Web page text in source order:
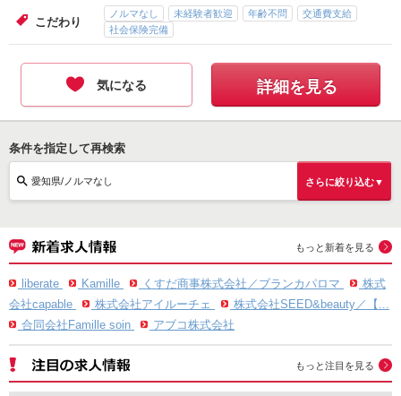
こだわり
ノルマなし 未経験者歓迎 年齢不問
交通費支給
社会保険完備
気になる 詳細を見る
条件を指定して再検索
愛知県/ノルマなし さらに絞り込む▼
もっと新着を見る
liberate Kamille くすだ商事株式会社／ブランカパロマ
株式
会社capable
株式会社アイルーチェ
株式会社SEED&beauty／【...
合同会社Famille soin
アブコ株式会社
もっと注目を見る